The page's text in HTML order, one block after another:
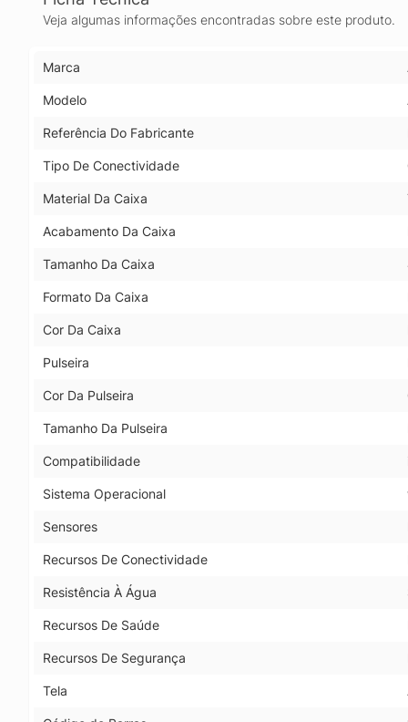
Veja algumas informações encontradas sobre este produto.
Marca
Modelo
Referência Do Fabricante
Tipo De Conectividade
Material Da Caixa
Acabamento Da Caixa
Tamanho Da Caixa
Formato Da Caixa
Cor Da Caixa
Pulseira
Cor Da Pulseira
Tamanho Da Pulseira
Compatibilidade
Sistema Operacional
Sensores
Recursos De Conectividade
Resistência À Água
Recursos De Saúde
Recursos De Segurança
Tela